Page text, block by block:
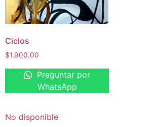
Ciclos
$1,900.00
Preguntar por
WhatsApp
No disponible